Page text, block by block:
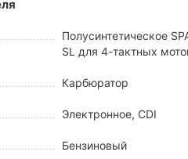
Полусинтетическое
SL для 4-тактных
Карбюратор
Электронное, CDI
Бензиновый